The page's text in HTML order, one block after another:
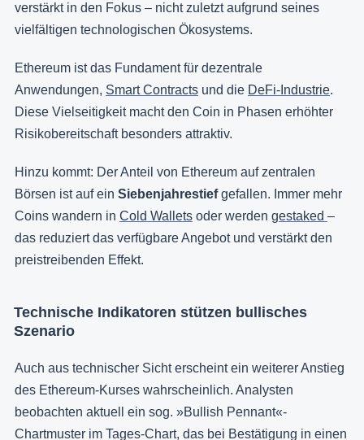
verstärkt in den Fokus – nicht zuletzt aufgrund seines
vielfältigen technologischen Ökosystems.
Ethereum ist das Fundament für dezentrale
Anwendungen, Smart Contracts und die DeFi-Industrie.
Diese Vielseitigkeit macht den Coin in Phasen erhöhter
Risikobereitschaft besonders attraktiv.
Hinzu kommt: Der Anteil von Ethereum auf zentralen
Börsen ist auf ein Siebenjahrestiefgefallen. Immer mehr
Coins wandern in Cold Wallets oder werden gestaked –
das reduziert das verfügbare Angebot und verstärkt den
preistreibenden Effekt.
Technische Indikatoren stützen bullisches
Szenario
Auch aus technischer Sicht erscheint ein weiterer Anstieg
des Ethereum-Kurses wahrscheinlich. Analysten
beobachten aktuell ein sog. »Bullish Pennant«-
Chartmuster im Tages-Chart, das bei Bestätigung in einen